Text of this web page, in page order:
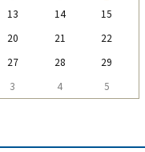
13 14
15
20 21
22
27 28
29
3 4 5